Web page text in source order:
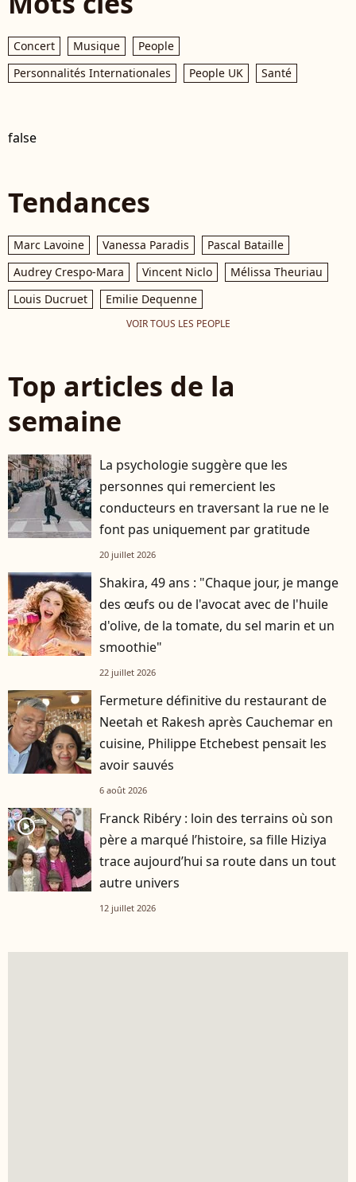
Concert Musique
People
Personnalités Internationales
People UK Santé
false
Tendances
Marc Lavoine Vanessa Paradis
Pascal Bataille
Audrey Crespo-Mara
Vincent Niclo
Mélissa Theuriau
Louis Ducruet
Emilie Dequenne
VOIR TOUS LES PEOPLE
Top articles de la
semaine
La psychologie suggère que les
personnes qui remercient les
conducteurs en traversant la rue ne le
font pas uniquement par gratitude
20 juillet 2026
Shakira, 49 ans : "Chaque jour, je mange
des œufs ou de l'avocat avec de l'huile
d'olive, de la tomate, du sel marin et un
smoothie"
22 juillet 2026
Fermeture définitive du restaurant de
Neetah et Rakesh après Cauchemar en
cuisine, Philippe Etchebest pensait les
avoir sauvés
6 août 2026
player2
Franck Ribéry : loin des terrains où son
père a marqué l’histoire, sa fille Hiziya
trace aujourd’hui sa route dans un tout
autre univers
12 juillet 2026